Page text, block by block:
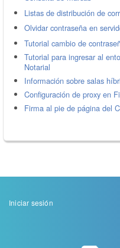
Listas de distribución de
Olvidar contraseña en
Tutorial cambio de
Tutorial para ingresar al
Notarial
Información sobre salas
Configuración de proxy en
Firma al pie de página del
Menu
Iniciar sesión